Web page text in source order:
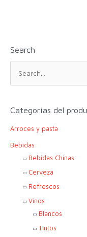
Search
r
p
Categorías del
Arroces y pasta
Bebidas
Bebidas Chinas
Cerveza
Refrescos
Vinos
Blancos
Tintos